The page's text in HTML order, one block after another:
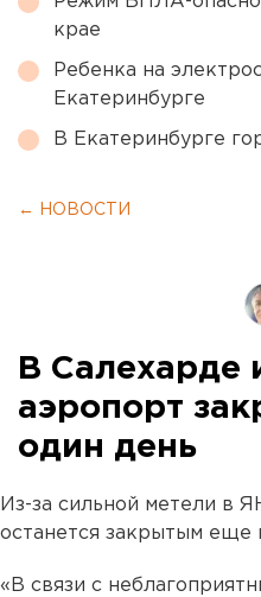
крае
Ребенка на
Екатеринбурге
В Екатеринбурге
← НОВОСТИ
В Салехарде
аэропорт
один день
Из-за сильной метели в
останется закрытым еще
«В связи с